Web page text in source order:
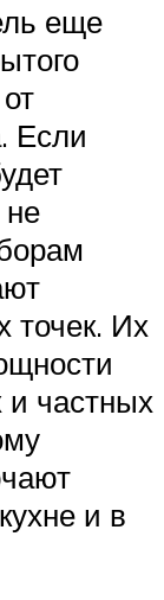
еще
Если
не
точек. Их
и частных
и в